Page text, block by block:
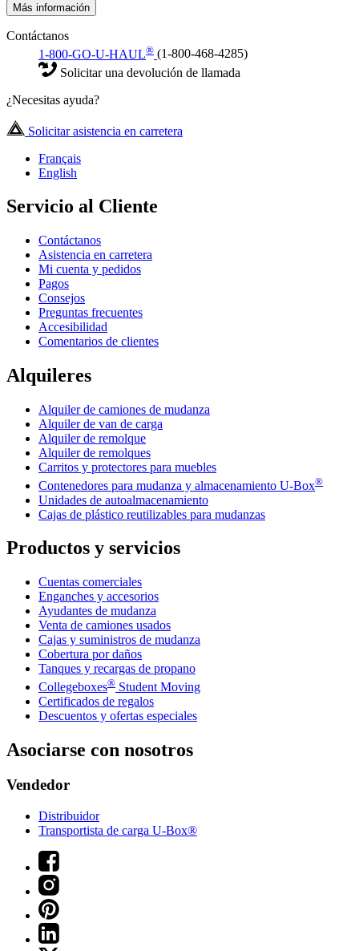
Más información
Contáctanos
1-800-GO-U-HAUL® (1-800-468-4285)
Solicitar una devolución de llamada
¿Necesitas ayuda?
Solicitar asistencia en carretera
Français
English
Servicio al Cliente
Contáctanos
Asistencia en carretera
Mi cuenta y pedidos
Pagos
Consejos
Preguntas frecuentes
Accesibilidad
Comentarios de clientes
Alquileres
Alquiler de camiones de mudanza
Alquiler de van de carga
Alquiler de remolque
Alquiler de remolques
Carritos y protectores para muebles
Contenedores para mudanza y almacenamiento U-Box®
Unidades de autoalmacenamiento
Cajas de plástico reutilizables para mudanzas
Productos y servicios
Cuentas comerciales
Enganches y accesorios
Ayudantes de mudanza
Venta de camiones usados
Cajas y suministros de mudanza
Cobertura por daños
Tanques y recargas de propano
Collegeboxes® Student Moving
Certificados de regalos
Descuentos y ofertas especiales
Asociarse con nosotros
Vendedor
Distribuidor
Transportista de carga U-Box®